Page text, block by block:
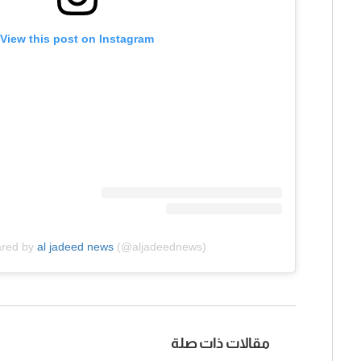
View this post on Instagram
by al jadeed news(@aljadeednews)
مقالات ذات صلة